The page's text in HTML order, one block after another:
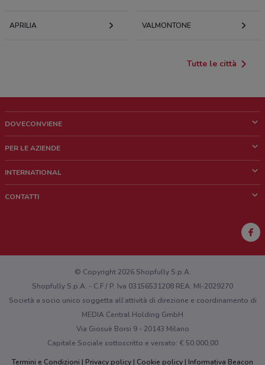
APRILIA VALMONTONE
Tutte le città
DOVECONVIENE
Chi siamo
Lavora con noi
PER LE AZIENDE
Richieste commerciali e marketing
INTERNATIONAL
CONTATTI
Hai un malfunzionamento sul web o sull'app?
© Copyright 2026 Shopfully S.p.A.
Shopfully S.p.A. - C.F / P. Iva 03156531208 REA: MI-2029270
Società a socio unico soggetta all’attività di direzione e coordinamento di
MEDIA Central Holding GmbH
Via Giosuè Borsi 9 - 20143 Milano
Capitale Sociale sottoscritto e versato: € 50.000,00
Termini e Condizioni
Privacy policy Cookie policy Informativa Beacon